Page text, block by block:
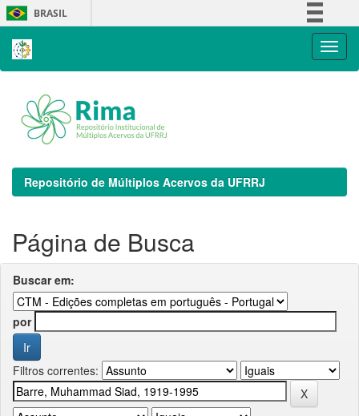
Skip
navigation
BRASIL
Repositório de Múltiplos Acervos da UFRRJ
Página de Busca
Buscar em:
por
Filtros correntes: